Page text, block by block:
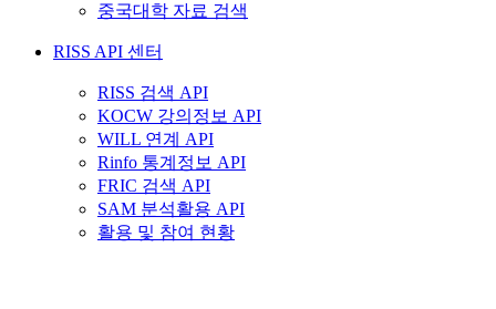
중국대학 자료 검색
RISS API 센터
RISS 검색 API
KOCW 강의정보 API
WILL 연계 API
Rinfo 통계정보 API
FRIC 검색 API
SAM 분석활용 API
활용 및 참여 현황